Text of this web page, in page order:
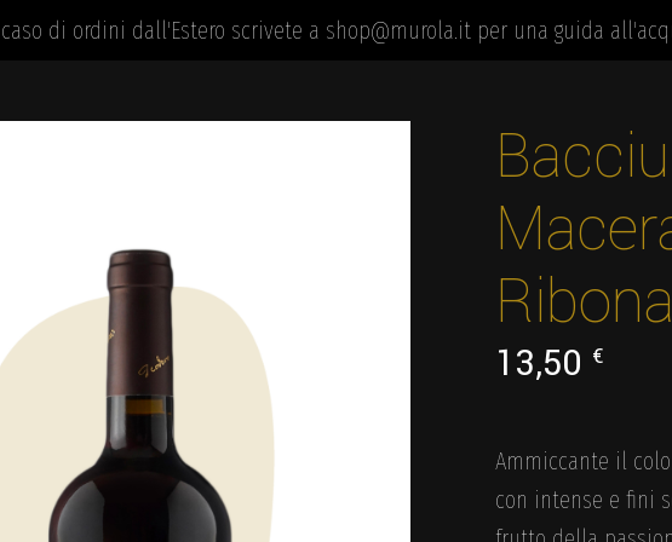
di ordini dall'Estero scrivete a shop@murola.it per una guida
13,50 €
Ammiccante il
con intense e fini